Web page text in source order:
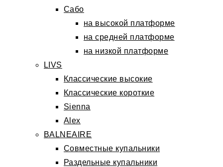
Сабо
на высокой платформе
на средней платформе
на низкой платформе
LIVS
Классические высокие
Классические короткие
Sienna
Alex
BALNEAIRE
Совместные купальники
Раздельные купальники